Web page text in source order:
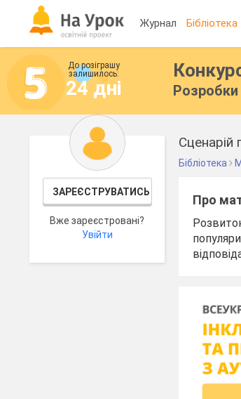
Журнал Бібліотека
До розіграшу
залишилось:
24 дні Розробки
ЗАРЕЄСТРУВАТИСЬ
Вже зареєстровані?
Увійти
Сценарій
Бібліотека
Про